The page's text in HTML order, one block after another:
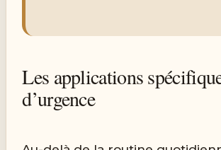
Les applications
d’urgence